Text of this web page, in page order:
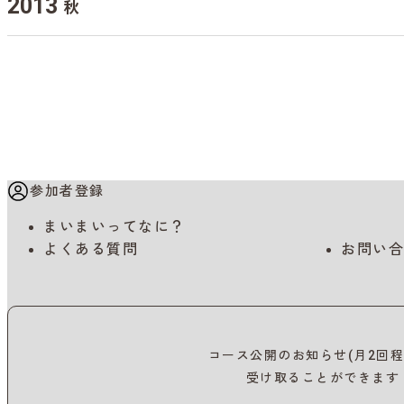
2013 秋
参加者登録
まいまいってなに？
よくある質問
お問い
コース公開のお知らせ(月2回
受け取ることができます